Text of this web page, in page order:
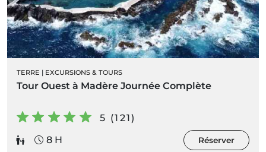
TERRE | EXCURSIONS & TOURS
Tour Ouest à Madère Journée Complète
5 (121)
8 H
Réserver